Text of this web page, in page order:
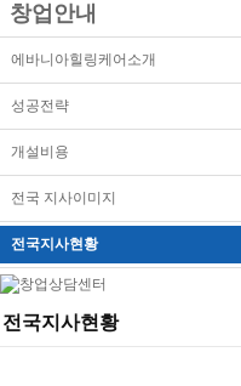
창업안내
에바니아힐링케어소개
성공전략
개설비용
전국 지사이미지
전국지사현황
전국지사현황